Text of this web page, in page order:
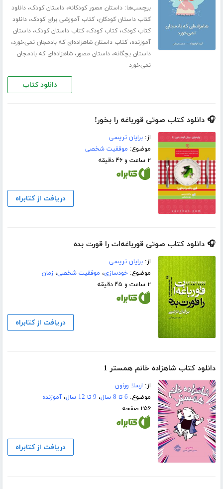
برچسب‌ها:داستان مصور کودکانه،داستان کودک،دانلود
کتاب داستان کودکان،کتاب آموزشی برای کودک،دانلود
کتاب کودک،کتاب کودک،کتاب داستان کودک،داستان
آموزنده،کتاب داستان شاهزاده‌ای که بادمجان نمی‌خورد،
داستان بچگانه،داستان مصور،شاهزاده‌ای که بادمجان
نمی‌خورد
دانلود کتاب
🎧 دانلود کتاب صوتی قورباغه را بخور!
از:برایان تریسی
موضوع: موفقیت شخصی
۲ ساعت و ۴۶ دقیقه
دریافت از کتابراه
🎧 دانلود کتاب صوتی قورباغه‌ات را قورت بده
از:برایان تریسی
موضوع:خودسازی، موفقیت شخصی،زمان
۲ ساعت و ۴۵ دقیقه
دریافت از کتابراه
دانلود کتاب شاهزاده خانم همستر 1
از: ارسلا ورنون
موضوع: 6 تا 8 سال ، 9 تا 12 سال ،آموزنده
۲۵۶ صفحه
دریافت از کتابراه